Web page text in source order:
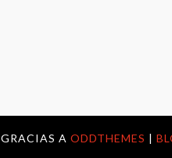
GRACIAS A ODDTHEMES |